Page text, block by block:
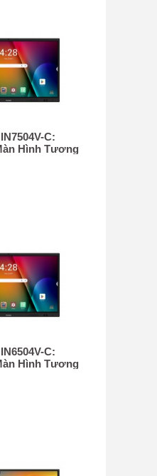
C:
Hình Tương
hợp camera
50MP, NFC
C:
Hình Tương
hợp
phân giải